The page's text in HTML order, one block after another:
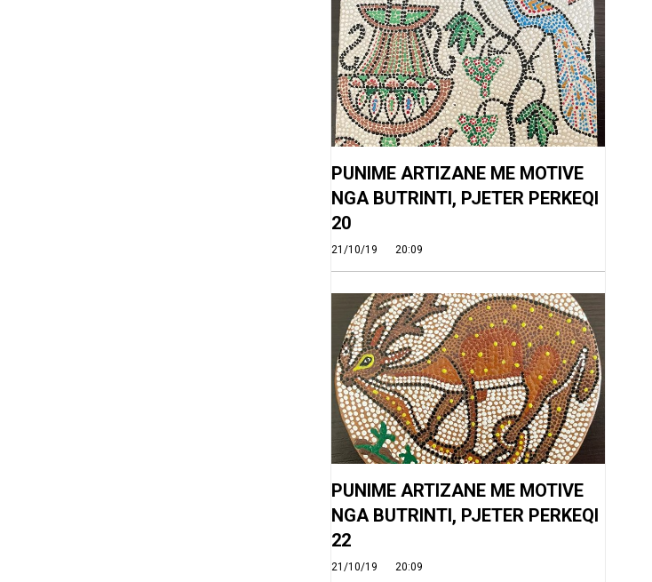
PUNIME ARTIZANE ME MOTIVE
NGA BUTRINTI, PJETER PERKEQI
20
21/10/19 20:09
PUNIME ARTIZANE ME MOTIVE
NGA BUTRINTI, PJETER PERKEQI
22
21/10/19 20:09